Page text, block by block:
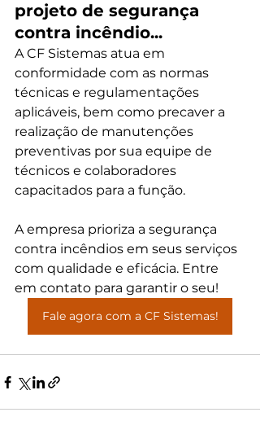
projeto de segurança
contra incêndio...
A CF Sistemas atua em
conformidade com as normas
técnicas e regulamentações
aplicáveis, bem como precaver a
realização de manutenções
preventivas por sua equipe de
técnicos e colaboradores
capacitados para a função.
A empresa prioriza a segurança
contra incêndios em seus serviços
com qualidade e eficácia. Entre
em contato para garantir o seu!
Fale agora com a CF Sistemas!